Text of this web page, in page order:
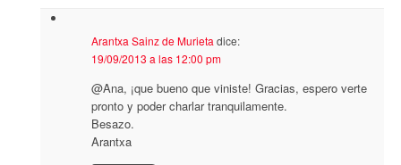
Arantxa Sainz de Murieta dice:
19/09/2013 a las 12:00 pm
@Ana, ¡que bueno que viniste! Gracias, espero verte
pronto y poder charlar tranquilamente.
Besazo.
Arantxa